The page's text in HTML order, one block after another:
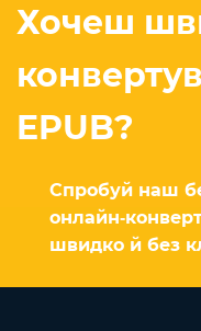
Хочеш
EPUB?
Спробуй наш
швидко й без